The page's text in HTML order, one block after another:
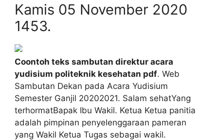
Kamis 05 November 2020
1453.
Coontoh teks sambutan direktur acara
yudisium politeknik kesehatan pdf. Web
Sambutan Dekan pada Acara Yudisium
Semester Ganjil 20202021. Salam sehatYang
terhormatBapak Ibu Wakil. Ketua Ketua panitia
adalah pimpinan penyelenggaraan pameran
yang Wakil Ketua Tugas sebagai wakil.